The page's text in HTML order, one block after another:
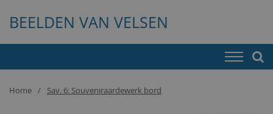
BEELDEN VAN VELSEN
Home Sav. 6: Souveniraardewerk bord